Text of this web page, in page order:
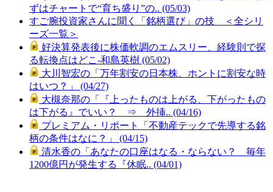
ずはチャートで“育ち盛り”の.. (05/03)
すご腕投資家さんに聞く「銘柄選び」の技 ＜全シリ
ーズ一覧＞
好決算発表後に株価軟調のエムスリー、経験則で探
る転換点はどこ-和島英樹 (05/02)
大川智宏の「万年割安の日本株、ホントに割安な時
はいつ？」 (04/27)
大槻奈那の「『上ったものは上がる、下がったもの
は下がる』でいい？ ⇒ 外挿.. (04/16)
プレミアム・リポート「不動産テックで先導する銘
柄の条件はなに？」 (04/15)
清水香の「あなたの口座はなる・ならない？ 毎年
1200億円が発生する『休眠.. (04/01)